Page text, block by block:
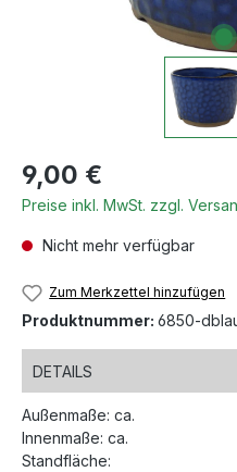
Regulärer Preis:
9,00 €
Preise inkl. MwSt. zzgl.
Nicht mehr verfügbar
Zum Merkzettel hinzufügen
Produktnummer: 6850-
DETAILS
Außenmaße: ca.
Innenmaße: ca.
Standfläche: